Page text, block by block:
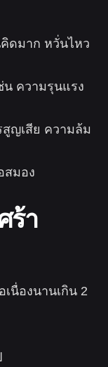
ดมาก หวั่นไหว
น ความรุนแรง
ญเสีย ความล้ม
สมอง
ร้า
นื่องนานเกิน 2